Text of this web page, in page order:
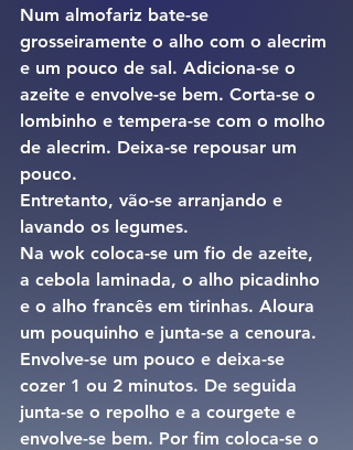
Num almofariz bate-se
grosseiramente o alho com o alecrim
e um pouco de sal. Adiciona-se o
azeite e envolve-se bem. Corta-se o
lombinho e tempera-se com o molho
de alecrim. Deixa-se repousar um
pouco.
Entretanto, vão-se arranjando e
lavando os legumes.
Na wok coloca-se um fio de azeite,
a cebola laminada, o alho picadinho
e o alho francês em tirinhas. Aloura
um pouquinho e junta-se a cenoura.
Envolve-se um pouco e deixa-se
cozer 1 ou 2 minutos. De seguida
junta-se o repolho e a courgete e
envolve-se bem. Por fim coloca-se o